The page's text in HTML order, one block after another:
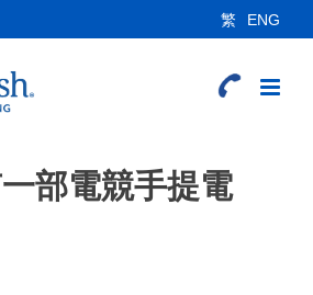
繁 ENG
一部電競手提電